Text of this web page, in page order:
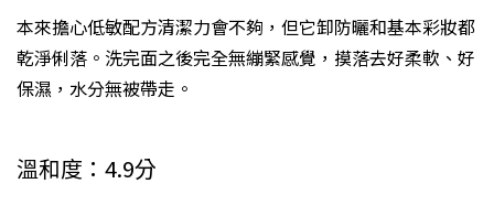
本來擔心低敏配方清潔力會不夠，但它卸防曬和基本彩妝都
乾淨俐落。洗完面之後完全無繃緊感覺，摸落去好柔軟、好
保濕，水分無被帶走。
溫和度：4.9分